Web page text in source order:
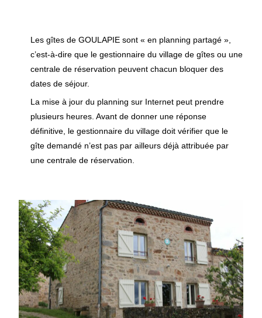
Les gîtes de GOULAPIE sont « en planning partagé »,
c’est-à-dire que le gestionnaire du village de gîtes ou une
centrale de réservation peuvent chacun bloquer des
dates de séjour.
La mise à jour du planning sur Internet peut prendre
plusieurs heures. Avant de donner une réponse
définitive, le gestionnaire du village doit vérifier que le
gîte demandé n’est pas par ailleurs déjà attribuée par
une centrale de réservation.